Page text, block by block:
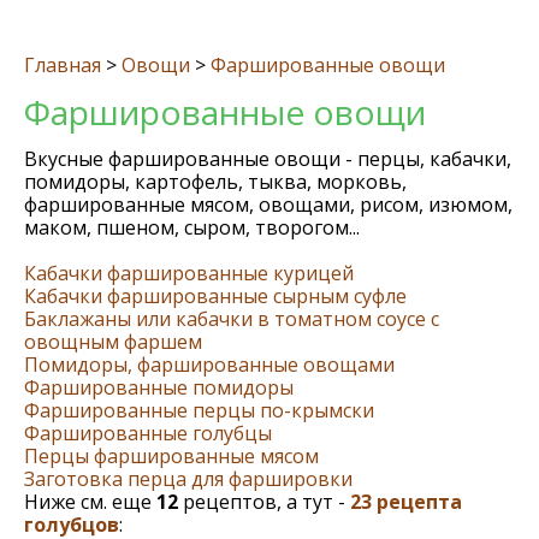
Главная >Овощи >Фаршированные овощи
Фаршированные овощи
Вкусные фаршированные овощи - перцы, кабачки,
помидоры, картофель, тыква, морковь,
фаршированные мясом, овощами, рисом, изюмом,
маком, пшеном, сыром, творогом...
Кабачки фаршированные курицей
Кабачки фаршированные сырным суфле
Баклажаны или кабачки в томатном соусе с
овощным фаршем
Помидоры, фаршированные овощами
Фаршированные помидоры
Фаршированные перцы по-крымски
Фаршированные голубцы
Перцы фаршированные мясом
Заготовка перца для фаршировки
Ниже см. еще 12 рецептов, а тут - 23 рецепта
голубцов: